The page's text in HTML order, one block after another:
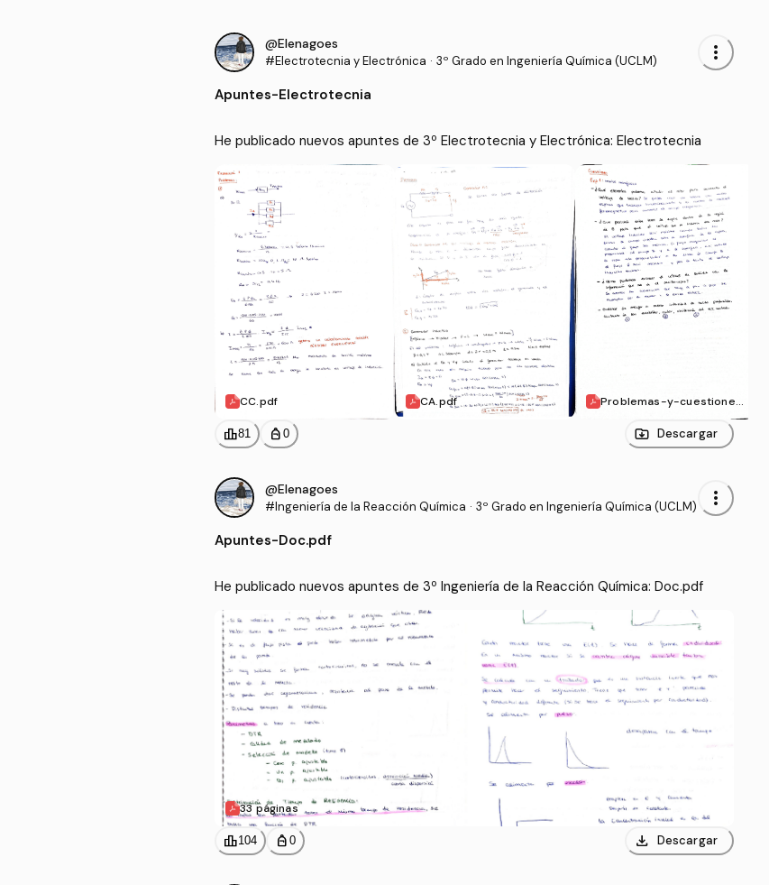
@Elenagoes
#Electrotecnia y Electrónica · 3º Grado en Ingeniería Química (UCLM) more_vert
Apuntes-Electrotecnia
CC.pdf CA.pdf
Problemas-y-cuestione
leaderboard81 personal_bag 0 Descargar
@Elenagoes
#Ingeniería de la Reacción Química · 3º Grado en Ingeniería Química (UCLM) more_vert
Apuntes-Doc.pdf
He publicado nuevos apuntes de 3º Ingeniería de la Reacción Química: Doc.pdf
33 páginas
leaderboard104 personal_bag 0 download Descargar